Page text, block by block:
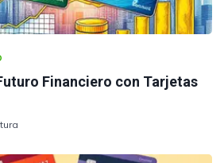
Financiero con Tarjetas